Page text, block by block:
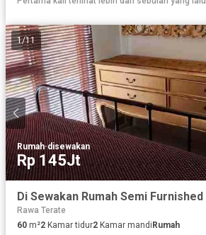
1/11
Rumah·disewakan
Rp 145Jt
Rawa Terate
60 m²2 Kamar tidur2 Kamar mandi Rumah